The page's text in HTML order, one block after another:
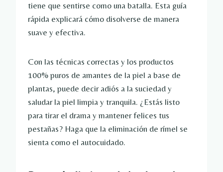
tiene que sentirse como una batalla. Esta guía
rápida explicará cómo disolverse de manera
suave y efectiva.
Con las técnicas correctas y los productos
100% puros de amantes de la piel a base de
plantas, puede decir adiós a la suciedad y
saludar la piel limpia y tranquila. ¿Estás listo
para tirar el drama y mantener felices tus
pestañas? Haga que la eliminación de rímel se
sienta como el autocuidado.